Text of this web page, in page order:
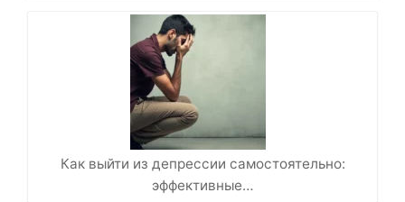
Как выйти из депрессии самостоятельно:
эффективные…